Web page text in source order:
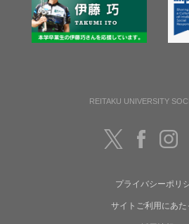
REITAKU UNIVERSITY
プライバシーポリ
サイトご利用にあた